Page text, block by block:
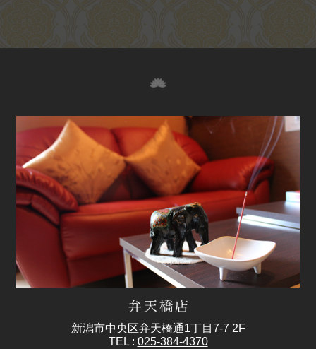
新潟市中央区弁天橋通1丁目7-7 2F
TEL : 025-384-4370